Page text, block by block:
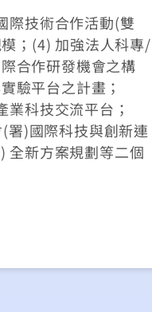
際技術合作活動(雙
；(4) 加強法人科專/
合作研發機會之構
驗平台之計畫；
科技交流平台；
署)國際科技與創新連
全新方案規劃等二個